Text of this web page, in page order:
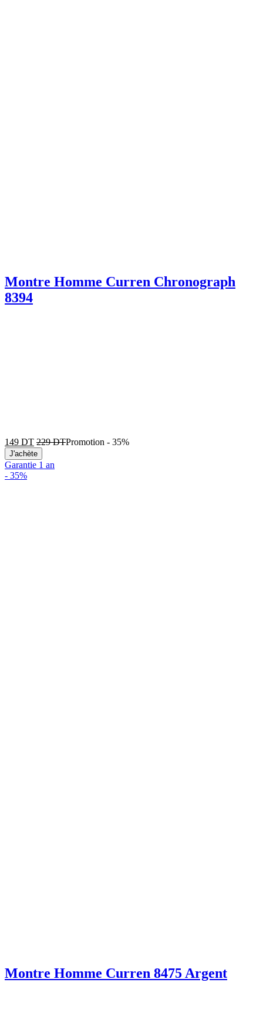
Montre Homme Curren Chronograph
8394
149 DT 229DTPromotion - 35%
J'achète
Garantie 1 an
- 35%
Montre Homme Curren 8475 Argent